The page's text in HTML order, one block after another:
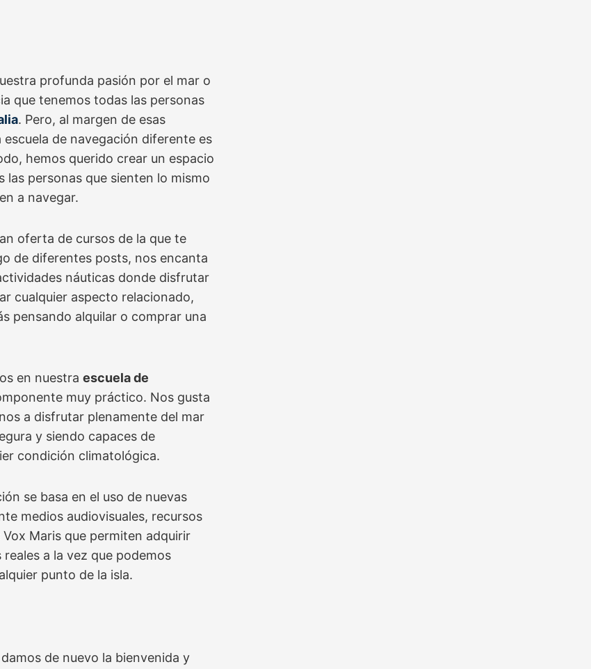
profunda pasión por el mar o
que tenemos todas las personas
. Pero, al margen de esas
escuela de navegación diferente es
hemos querido crear un espacio
personas que sienten lo mismo
a navegar.
oferta de cursos de la que te
de diferentes posts, nos encanta
náuticas donde disfrutar
cualquier aspecto relacionado,
pensando alquilar o comprar una
en nuestra escuela de
muy práctico. Nos gusta
a disfrutar plenamente del mar
y siendo capaces de
condición climatológica.
se basa en el uso de nuevas
medios audiovisuales, recursos
Maris que permiten adquirir
a la vez que podemos
punto de la isla.
de nuevo la bienvenida y